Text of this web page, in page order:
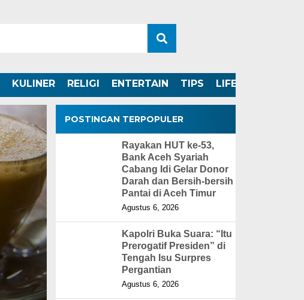
KULINER RELIGI ENTERTAIN TIPS LIFESTYLE
POSTINGAN TERPOPULER
Rayakan HUT ke-53,
Bank Aceh Syariah
Cabang Idi Gelar Donor
Darah dan Bersih-bersih
Pantai di Aceh Timur
Agustus 6, 2026
Kapolri Buka Suara: “Itu
Prerogatif Presiden” di
Tengah Isu Surpres
Pergantian
Agustus 6, 2026